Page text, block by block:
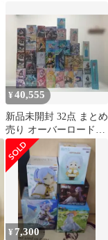
¥40,555
新品未開封 32点 まとめ
売り オーバーロード
ToLOVEる 美少女 ぬー
すと
¥ 7,300